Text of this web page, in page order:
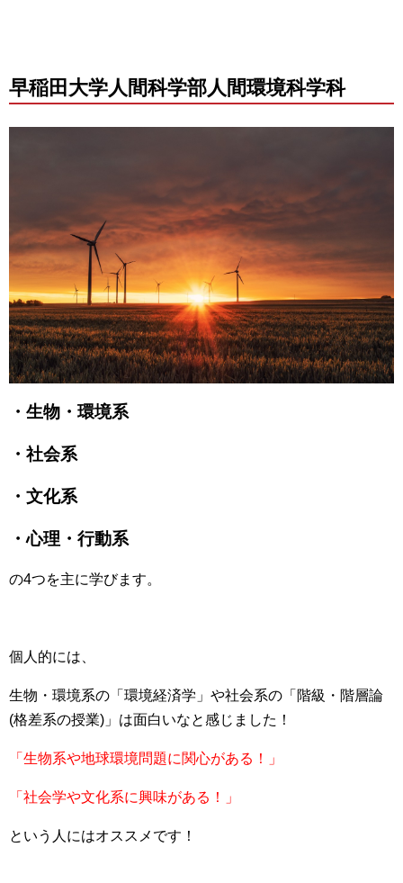
早稲田大学人間科学部人間環境科学科
・生物・環境系
・社会系
・文化系
・心理・行動系
の4つを主に学びます。
個人的には、
生物・環境系の「環境経済学」や社会系の「階級・階層論
(格差系の授業)」は面白いなと感じました！
「生物系や地球環境問題に関心がある！」
「社会学や文化系に興味がある！」
という人にはオススメです！